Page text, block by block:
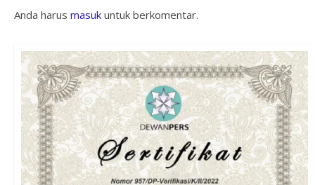
Anda harus masukuntuk berkomentar.